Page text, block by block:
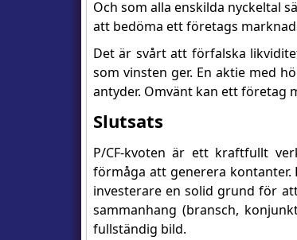
Och som alla enskilda nyckeltal
att bedöma ett företags
Det är svårt att förfalska
som vinsten ger. En aktie med
antyder. Omvänt kan ett företag
Slutsats
P/CF-kvoten är ett kraftfullt
förmåga att generera
investerare en solid grund för
sammanhang (bransch,
fullständig bild.